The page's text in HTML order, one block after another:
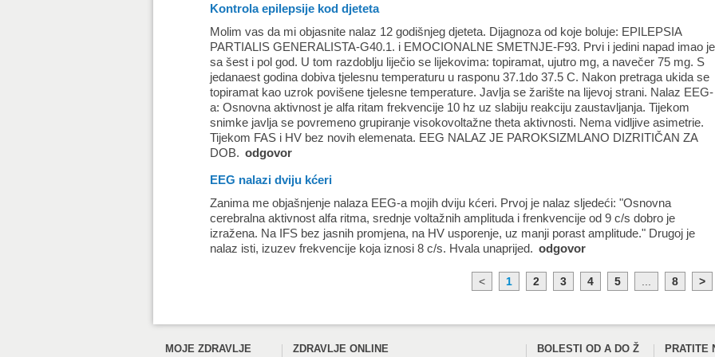
Kontrola epilepsije kod djeteta
Molim vas da mi objasnite nalaz 12 godišnjeg djeteta. Dijagnoza od koje boluje: EPILEPSIA
PARTIALIS GENERALISTA-G40.1. i EMOCIONALNE SMETNJE-F93. Prvi i jedini napad imao je
sa šest i pol god. U tom razdoblju liječio se lijekovima: topiramat, ujutro mg, a navečer 75 mg. S
jedanaest godina dobiva tjelesnu temperaturu u rasponu 37.1do 37.5 C. Nakon pretraga ukida se
topiramat kao uzrok povišene tjelesne temperature. Javlja se žarište na lijevoj strani. Nalaz EEG-
a: Osnovna aktivnost je alfa ritam frekvencije 10 hz uz slabiju reakciju zaustavljanja. Tijekom
snimke javlja se povremeno grupiranje visokovoltažne theta aktivnosti. Nema vidljive asimetrie.
Tijekom FAS i HV bez novih elemenata. EEG NALAZ JE PAROKSIZMLANO DIZRITIČAN ZA
DOB. odgovor
EEG nalazi dviju kćeri
Zanima me objašnjenje nalaza EEG-a mojih dviju kćeri. Prvoj je nalaz sljedeći: "Osnovna
cerebralna aktivnost alfa ritma, srednje voltažnih amplituda i frenkvencije od 9 c/s dobro je
izražena. Na IFS bez jasnih promjena, na HV usporenje, uz manji porast amplitude." Drugoj je
nalaz isti, izuzev frekvencije koja iznosi 8 c/s. Hvala unaprijed. odgovor
< 1 2 3 4 5 8 >
MOJE ZDRAVLJE ZDRAVLJE ONLINE BOLESTI OD A DO Ž PRATITE